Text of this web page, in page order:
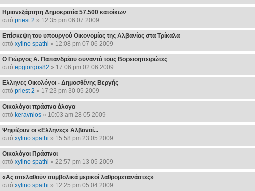
Ημιανεξάρτητη Δημοκρατία 57.500 κατοίκων
από priest 2 » 12:35 pm 06 07 2009
Επίσκεψη του υπουργού Οικονομίας της Αλβανίας στα Τρίκαλα
από xylino spathi » 12:08 pm 07 06 2009
Ο Γιώργος Α. Παπανδρέου συναντά τους Βορειοηπειρώτες
από epgiorgos82 » 17:06 pm 02 06 2009
Ελληνες Οικολόγοι - Δημοσθένης Βεργής
από priest 2 » 17:23 pm 30 05 2009
Οικολόγοι πράσινα άλογα
από keravnios» 10:03 am 28 05 2009
Ψηφίζουν οι «Ελληνες» Αλβανοί...
από xylino spathi » 15:58 pm 23 05 2009
Οικολόγοι Πράσινοι
από xylino spathi » 22:57 pm 13 05 2009
«Ας απελαθούν συμβολικά μερικοί λαθρομετανάστες»
από xylino spathi » 12:25 pm 05 04 2009